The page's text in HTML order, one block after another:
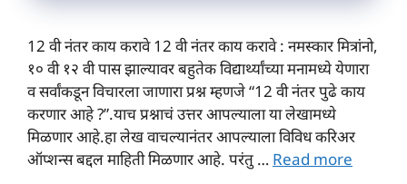
12 वी नंतर काय करावे 12 वी नंतर काय करावे : नमस्कार मित्रांनो,
१० वी १२ वी पास झाल्यावर बहुतेक विद्यार्थ्यांच्या मनामध्ये येणारा
व सर्वांकडून विचारला जाणारा प्रश्न म्हणजे “12 वी नंतर पुढे काय
करणार आहे ?”.याच प्रश्नाचं उत्तर आपल्याला या लेखामध्ये
मिळणार आहे.हा लेख वाचल्यानंतर आपल्याला विविध करिअर
ऑप्शन्स बद्दल माहिती मिळणार आहे. परंतु … Read more